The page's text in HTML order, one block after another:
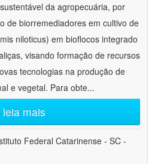
da agropecuária, por
de biorremediadores em cultivo de
niloticus) em bioflocos integrado
visando formação de recursos
tecnologias na produção de
e vegetal. Para obte...
leia mais
Federal Catarinense - SC -